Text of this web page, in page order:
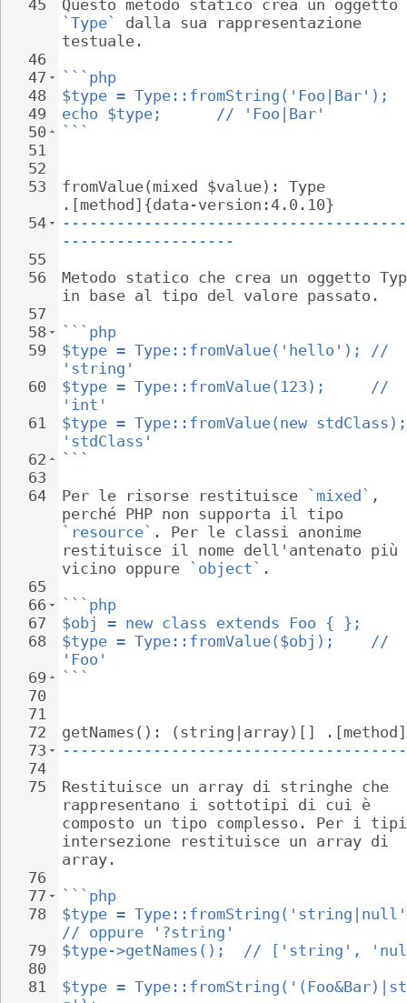
45
46
47
48
49
50
51
52
53
54
55
56
57
58
59
60
61
62
63
64
65
66
67
68
69
70
71
72
73
74
75
76
77
78
79
80
81
Questo metodo statico crea un oggetto
`Type`
dalla sua rappresentazione
testuale.
```php
$type = Type::fromString('Foo|Bar');
echo $type;      // 'Foo|Bar'
```
fromValue(mixed $value): Type
.[method]{data-version:4.0.10}
-------------------
Metodo statico che crea un oggetto
in base al tipo del valore passato.
```php
$type = Type::fromValue('hello'); //
'string'
$type = Type::fromValue(123);     //
'int'
$type = Type::fromValue(new
'stdClass'
```
Per le risorse restituisce
`mixed` ,
perché PHP non supporta il tipo
`resource` . Per le classi anonime
restituisce il nome dell'antenato più
vicino oppure
`object` .
```php
$obj = new class extends Foo { };
$type = Type::fromValue($obj);    //
'Foo'
```
getNames(): (string|array)[] .[method]
--------------------------------------
Restituisce un array di stringhe che
rappresentano i sottotipi di cui è
composto un tipo complesso. Per i
intersezione restituisce un array di
array.
```php
$type =
// oppure '?string'
$type->getNames();  // ['string',
$type =